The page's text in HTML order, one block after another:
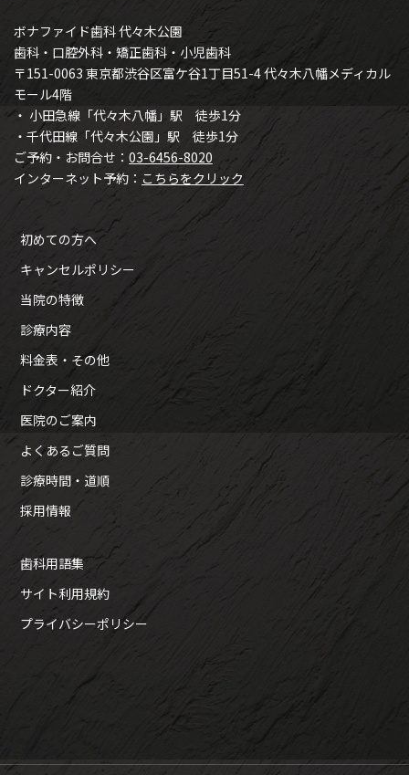
ボナファイド歯科 代々木公園
歯科・口腔外科・矯正歯科・小児歯科
〒151-0063 東京都渋谷区富ケ谷1丁目51-4 代々木八幡メディカル
モール4階
・ 小田急線「代々木八幡」駅 徒歩1分
・千代田線「代々木公園」駅 徒歩1分
ご予約・お問合せ： 03-6456-8020
インターネット予約： こちらをクリック
初めての方へ
キャンセルポリシー
当院の特徴
診療内容
料金表・その他
ドクター紹介
医院のご案内
よくあるご質問
診療時間・道順
採用情報
歯科用語集
サイト利用規約
プライバシーポリシー